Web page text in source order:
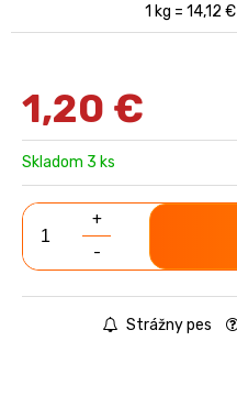
1 kg = 14,12 €
1,20 €
Skladom 3 ks
+
-
Strážny pes